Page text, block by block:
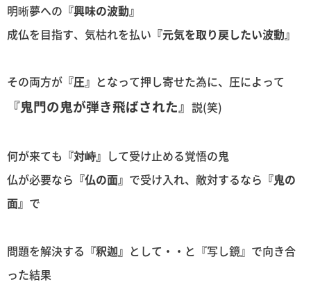
明晰夢への 『興味の波動』
成仏を目指す、気枯れを払い 『元気を取り戻したい波動』
その両方が 『圧』 となって押し寄せた為に、圧によって
『鬼門の鬼が弾き飛ばされた』 説(笑)
何が来ても 『対峙』 して受け止める覚悟の鬼
仏が必要なら 『仏の面』 で受け入れ、敵対するなら 『鬼の
面』 で
問題を解決する 『釈迦』 として・・と『写し鏡』で向き合
った結果